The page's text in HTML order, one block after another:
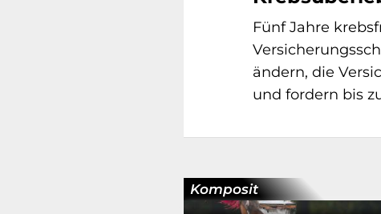
Fünf Jahre
ändern, die
und fordern bis
Komposit